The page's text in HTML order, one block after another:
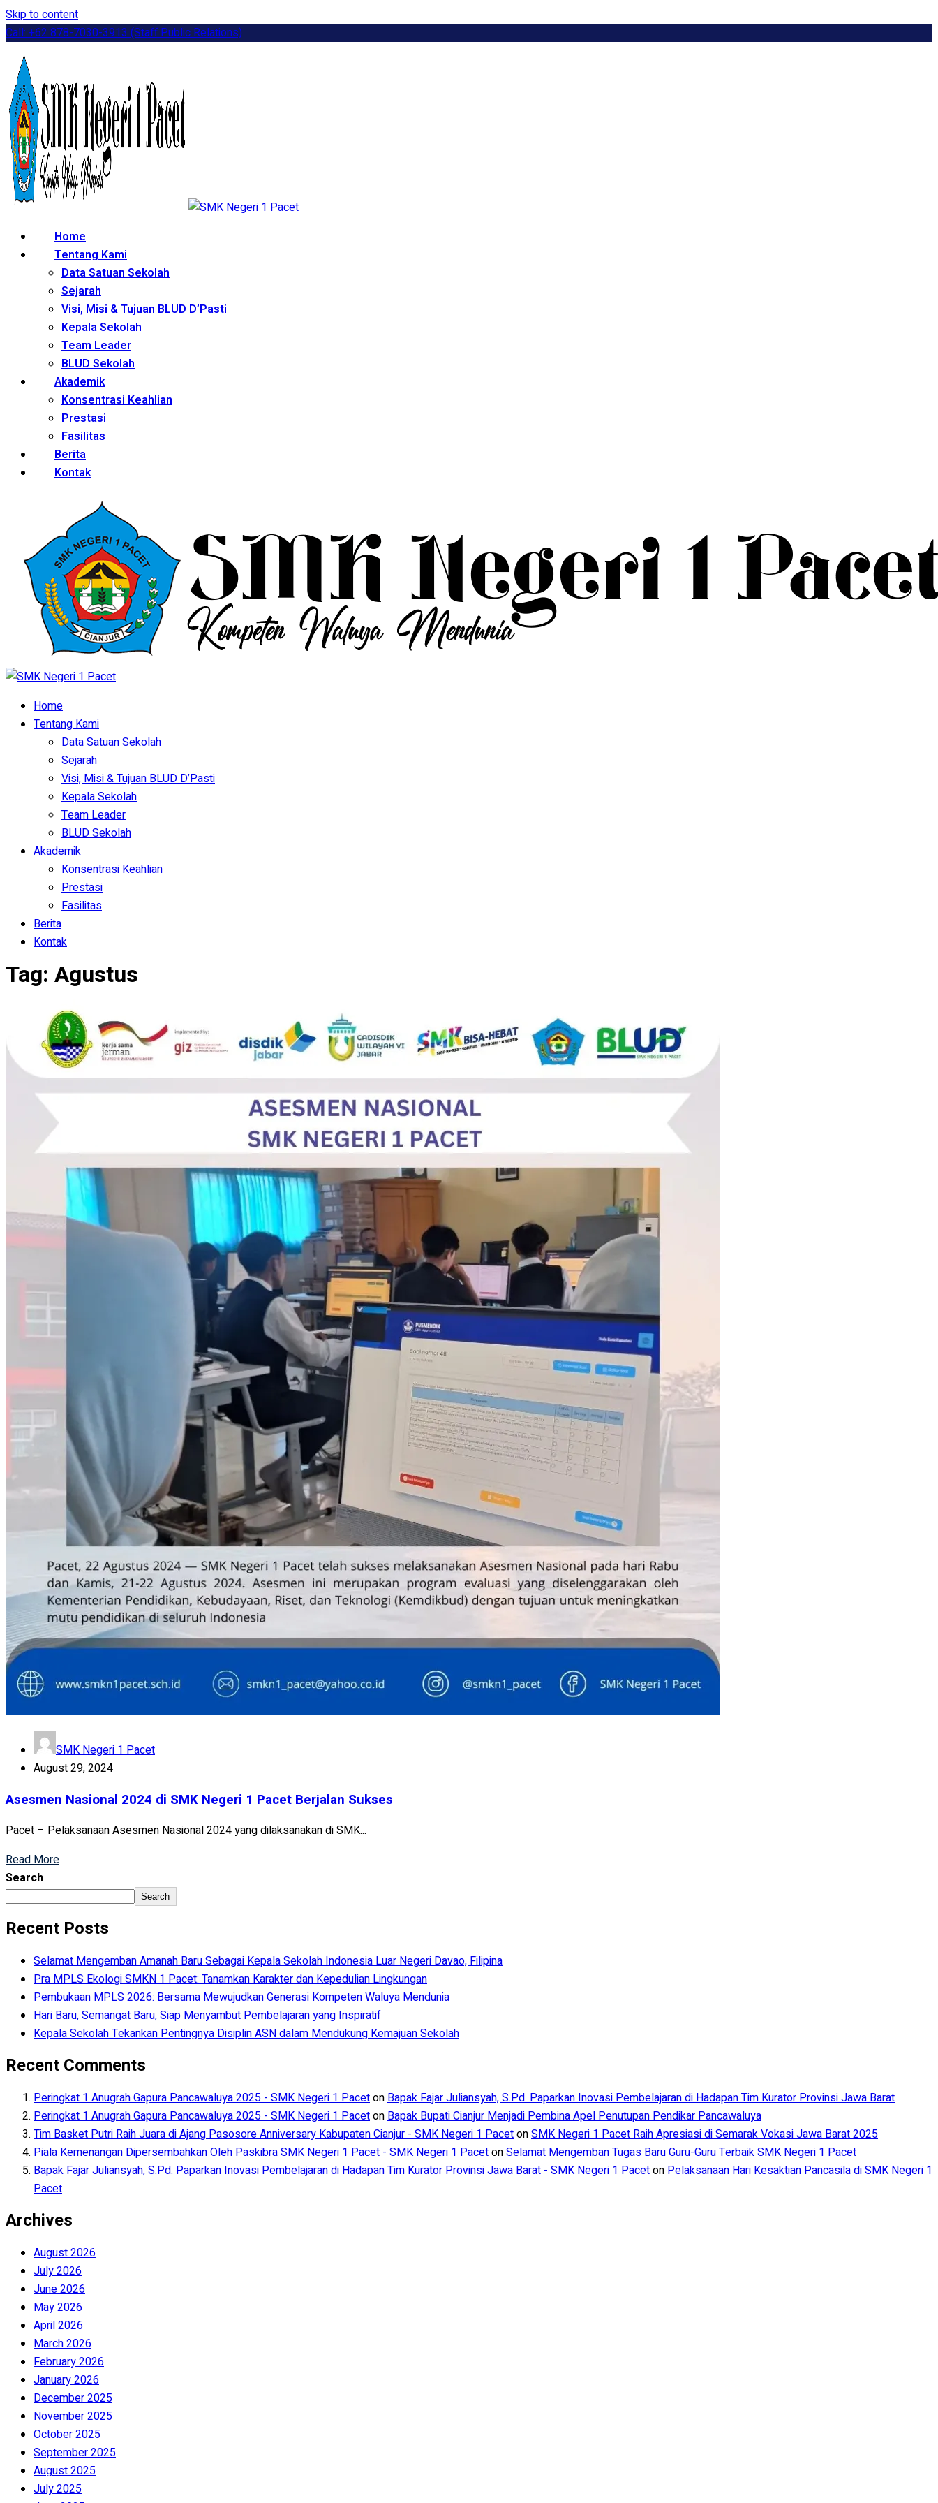
Skip to content
Call: +62 878-7030-3913 (Staff Public Relations)
Home
Tentang Kami
Data Satuan Sekolah
Sejarah
Visi, Misi & Tujuan BLUD D’Pasti
Kepala Sekolah
Team Leader
BLUD Sekolah
Akademik
Konsentrasi Keahlian
Prestasi
Fasilitas
Berita
Kontak
Home
Tentang Kami
Data Satuan Sekolah
Sejarah
Visi, Misi & Tujuan BLUD D’Pasti
Kepala Sekolah
Team Leader
BLUD Sekolah
Akademik
Konsentrasi Keahlian
Prestasi
Fasilitas
Berita
Kontak
Tag: Agustus
SMK Negeri 1 Pacet
August 29, 2024
Asesmen Nasional 2024 di SMK Negeri 1 Pacet Berjalan Sukses
Pacet – Pelaksanaan Asesmen Nasional 2024 yang dilaksanakan di SMK...
Read More
Search
Search
Recent Posts
Selamat Mengemban Amanah Baru Sebagai Kepala Sekolah Indonesia Luar Negeri Davao, Filipina
Pra MPLS Ekologi SMKN 1 Pacet: Tanamkan Karakter dan Kepedulian Lingkungan
Pembukaan MPLS 2026: Bersama Mewujudkan Generasi Kompeten Waluya Mendunia
Hari Baru, Semangat Baru, Siap Menyambut Pembelajaran yang Inspiratif
Kepala Sekolah Tekankan Pentingnya Disiplin ASN dalam Mendukung Kemajuan Sekolah
Recent Comments
Peringkat 1 Anugrah Gapura Pancawaluya 2025 - SMK Negeri 1 PacetonBapak Fajar Juliansyah, S.Pd. Paparkan Inovasi Pembelajaran di Hadapan Tim Kurator Provinsi Jawa Barat
Peringkat 1 Anugrah Gapura Pancawaluya 2025 - SMK Negeri 1 PacetonBapak Bupati Cianjur Menjadi Pembina Apel Penutupan Pendikar Pancawaluya
Tim Basket Putri Raih Juara di Ajang Pasosore Anniversary Kabupaten Cianjur - SMK Negeri 1 PacetonSMK Negeri 1 Pacet Raih Apresiasi di Semarak Vokasi Jawa Barat 2025
Piala Kemenangan Dipersembahkan Oleh Paskibra SMK Negeri 1 Pacet - SMK Negeri 1 PacetonSelamat Mengemban Tugas Baru Guru-Guru Terbaik SMK Negeri 1 Pacet
Bapak Fajar Juliansyah, S.Pd. Paparkan Inovasi Pembelajaran di Hadapan Tim Kurator Provinsi Jawa Barat - SMK Negeri 1 PacetonPelaksanaan Hari Kesaktian Pancasila di SMK Negeri 1
Pacet
Archives
August 2026
July 2026
June 2026
May 2026
April 2026
March 2026
February 2026
January 2026
December 2025
November 2025
October 2025
September 2025
August 2025
July 2025